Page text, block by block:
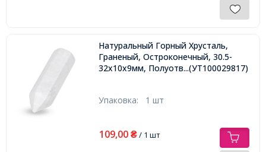
Натуральный Горный Хрусталь,
Граненый, Остроконечный, 30.5-
32х10х9мм, Полуотверстие 1.2мм,
...(УТ100029817)
Упаковка: 1 шт
109,00 ₴/ 1 шт